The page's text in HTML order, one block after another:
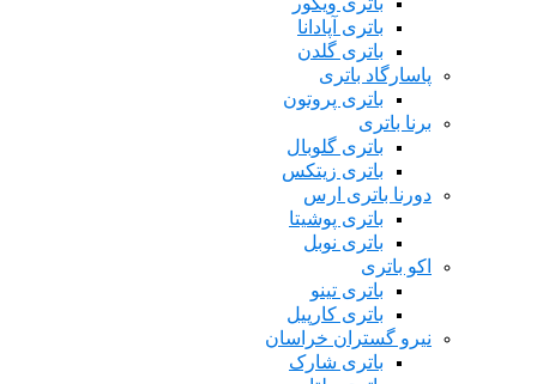
باتری آپادانا
باتری گلدن
پاسارگاد باتری
باتری پروتون
برنا باتری
باتری گلوبال
باتری زیتکس
دورنا باتری ارس
باتری پوشیتا
باتری نوبل
اکو باتری
باتری تینو
باتری کارپیل
نیرو گستران خراسان
باتری شارک